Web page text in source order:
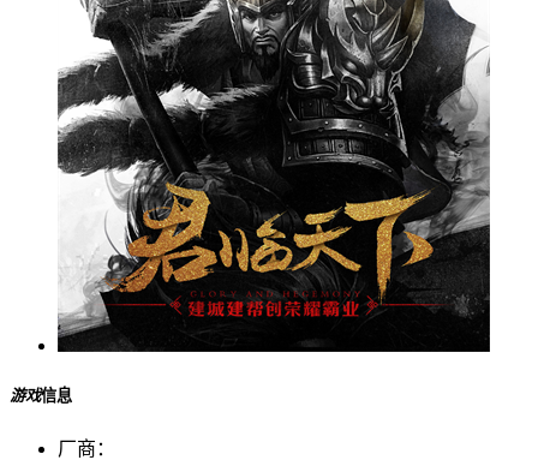
游戏信息
厂商：